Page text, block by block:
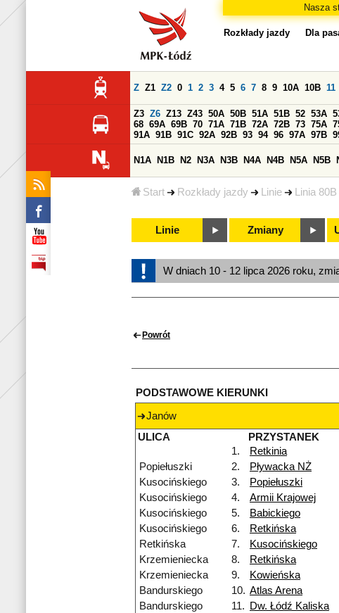
Nasza
Start Rozkłady jazdy Linie Linia 80B
Rozkłady jazdy Dla
Z Z1 Z2 0 1 2 3 4 5 6 7 8 9 10A 10B 11
Z3 Z6 Z13 Z43 50A 50B 51A 51B 52 53A
68 69A 69B 70 71A 71B 72A 72B 73 75A
91A 91B 91C 92A 92B 93 94 96 97A 97B
N1A N1B N2 N3A N3B N4A N4B N5A N5B
Linie Zmiany
W dniach 10 - 12 lipca 2026 roku,
Powrót
PODSTAWOWE KIERUNKI
Janów
ULICA
PRZYSTANEK
1.
Retkinia
Popiełuszki
2. Pływacka NŻ
Kusocińskiego
3. Popiełuszki
Kusocińskiego
4. Armii Krajowej
Kusocińskiego
5. Babickiego
Kusocińskiego
6. Retkińska
Retkińska
7. Kusocińskiego
Krzemieniecka
8. Retkińska
Krzemieniecka
9. Kowieńska
Bandurskiego
10. Atlas Arena
Bandurskiego
11. Dw. Łódź Kaliska